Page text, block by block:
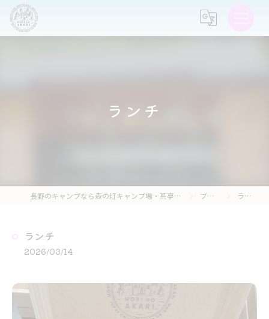
ランチ
長野のキャンプなら森の灯キャンプ場・茶亭 森の灯 ブログ ランチ
ランチ
2026/03/14